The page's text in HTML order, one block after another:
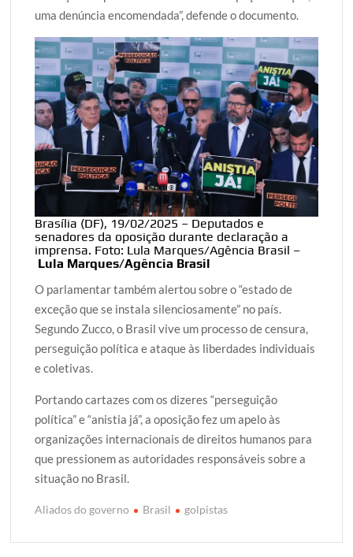
uma denúncia encomendada”, defende o documento.
Brasília (DF), 19/02/2025 – Deputados e
senadores da oposição durante declaração a
imprensa. Foto: Lula Marques/Agência Brasil –
Lula Marques/Agência Brasil
O parlamentar também alertou sobre o “estado de
exceção que se instala silenciosamente” no país.
Segundo Zucco, o Brasil vive um processo de censura,
perseguição política e ataque às liberdades individuais
e coletivas.
Portando cartazes com os dizeres “perseguição
política” e “anistia já”, a oposição fez um apelo às
organizações internacionais de direitos humanos para
que pressionem as autoridades responsáveis sobre a
situação no Brasil.
Aliados do governo Brasil golpistas